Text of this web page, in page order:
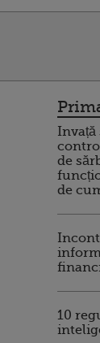
Invață
de
de
10